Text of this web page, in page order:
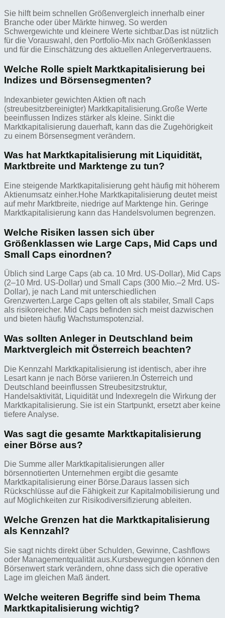
Sie hilft beim schnellen Größenvergleich innerhalb einer
Branche oder über Märkte hinweg. So werden
Schwergewichte und kleinere Werte sichtbar.Das ist nützlich
für die Vorauswahl, den Portfolio-Mix nach Größenklassen
und für die Einschätzung des aktuellen Anlegervertrauens.
Welche Rolle spielt Marktkapitalisierung bei
Indizes und Börsensegmenten?
Indexanbieter gewichten Aktien oft nach
(streubesitzbereinigter) Marktkapitalisierung.Große Werte
beeinflussen Indizes stärker als kleine. Sinkt die
Marktkapitalisierung dauerhaft, kann das die Zugehörigkeit
zu einem Börsensegment verändern.
Was hat Marktkapitalisierung mit Liquidität,
Marktbreite und Marktenge zu tun?
Eine steigende Marktkapitalisierung geht häufig mit höherem
Aktienumsatz einher.Hohe Marktkapitalisierung deutet meist
auf mehr Marktbreite, niedrige auf Marktenge hin. Geringe
Marktkapitalisierung kann das Handelsvolumen begrenzen.
Welche Risiken lassen sich über
Größenklassen wie Large Caps, Mid Caps und
Small Caps einordnen?
Üblich sind Large Caps (ab ca. 10 Mrd. US-Dollar), Mid Caps
(2–10 Mrd. US-Dollar) und Small Caps (300 Mio.–2 Mrd. US-
Dollar), je nach Land mit unterschiedlichen
Grenzwerten.Large Caps gelten oft als stabiler, Small Caps
als risikoreicher. Mid Caps befinden sich meist dazwischen
und bieten häufig Wachstumspotenzial.
Was sollten Anleger in Deutschland beim
Marktvergleich mit Österreich beachten?
Die Kennzahl Marktkapitalisierung ist identisch, aber ihre
Lesart kann je nach Börse variieren.In Österreich und
Deutschland beeinflussen Streubesitzstruktur,
Handelsaktivität, Liquidität und Indexregeln die Wirkung der
Marktkapitalisierung. Sie ist ein Startpunkt, ersetzt aber keine
tiefere Analyse.
Was sagt die gesamte Marktkapitalisierung
einer Börse aus?
Die Summe aller Marktkapitalisierungen aller
börsennotierten Unternehmen ergibt die gesamte
Marktkapitalisierung einer Börse.Daraus lassen sich
Rückschlüsse auf die Fähigkeit zur Kapitalmobilisierung und
auf Möglichkeiten zur Risikodiversifizierung ableiten.
Welche Grenzen hat die Marktkapitalisierung
als Kennzahl?
Sie sagt nichts direkt über Schulden, Gewinne, Cashflows
oder Managementqualität aus.Kursbewegungen können den
Börsenwert stark verändern, ohne dass sich die operative
Lage im gleichen Maß ändert.
Welche weiteren Begriffe sind beim Thema
Marktkapitalisierung wichtig?